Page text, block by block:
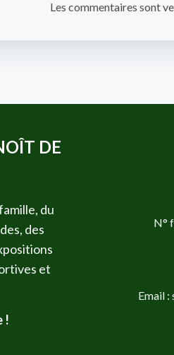
Les commentaires sont
DE
du
des
et
!
N°
Email